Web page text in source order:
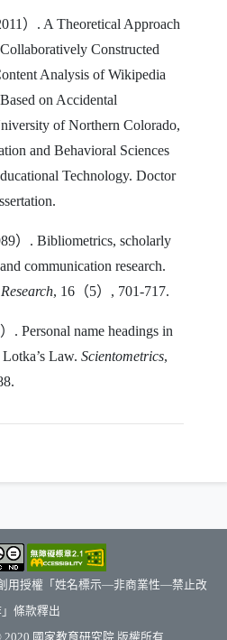
） . A Theoretical Approach
Constructed
Analysis of Wikipedia
on Accidental
of Northern Colorado,
and Behavioral Sciences
Technology. Doctor
） . Bibliometrics, scholarly
communication research.
, 16（5） , 701-717.
） . Personal name headings in
Law. Scientometrics,
用授權「姓名標示—非商業性—禁止改
條款釋出
（另開新視窗）